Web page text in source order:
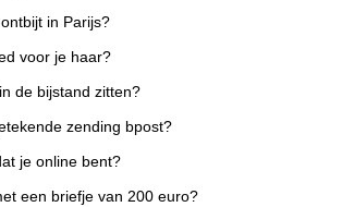
in Parijs?
voor je haar?
de bijstand zitten?
zending bpost?
je online bent?
een briefje van 200 euro?